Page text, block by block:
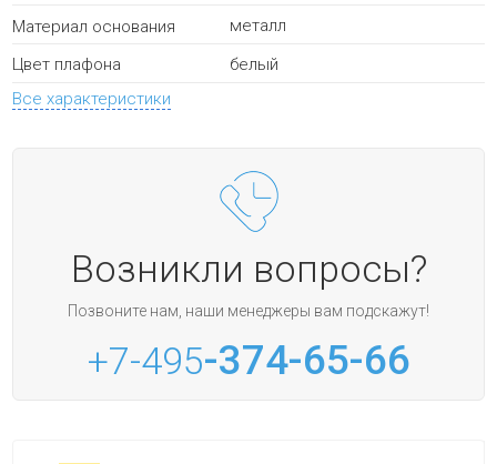
Материал основания
металл
Цвет плафона
белый
Все характеристики
Возникли вопросы?
Позвоните нам, наши менеджеры вам подскажут!
+7-495-374-65-66